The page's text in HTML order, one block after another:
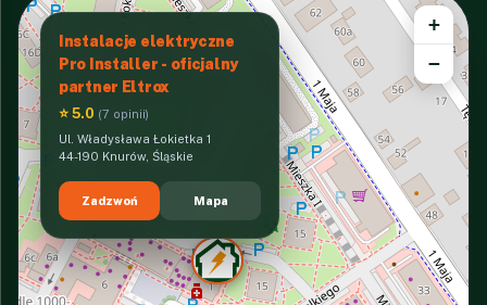
Instalacje elektryczne
Pro Installer - oficjalny
partner Eltrox
⭐ 5.0 (7 opinii)
Ul. Władysława Łokietka 1
44-190 Knurów, Śląskie
Zadzwoń Mapa
+
−